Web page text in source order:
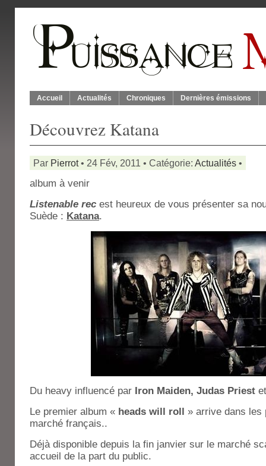
Accueil Actualités Chroniques Dernières émissions
Découvrez Katana
Par Pierrot• 24 Fév, 2011 • Catégorie: Actualités •
album à venir
Listenable rec est heureux de vous présenter sa
Suède : Katana.
Du heavy influencé par Iron Maiden, Judas Priest et
Le premier album « heads will roll » arrive dans les
marché français..
Déjà disponible depuis la fin janvier sur le marché
accueil de la part du public.